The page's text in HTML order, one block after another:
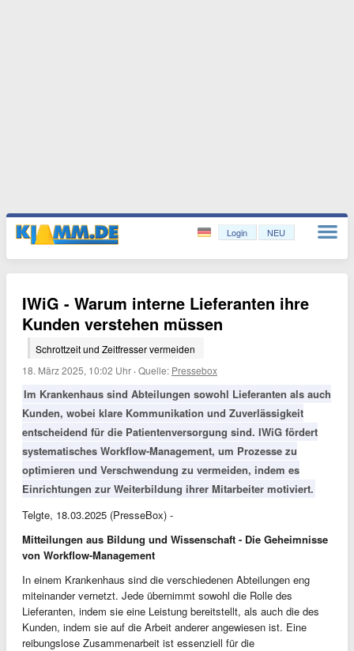
Login NEU
IWiG - Warum interne Lieferanten ihre
Kunden verstehen müssen
Schrottzeit und Zeitfresser vermeiden
18. März 2025, 10:02 Uhr ·Quelle: Pressebox
Im Krankenhaus sind Abteilungen sowohl Lieferanten als auch
Kunden, wobei klare Kommunikation und Zuverlässigkeit
entscheidend für die Patientenversorgung sind. IWiG fördert
systematisches Workflow-Management, um Prozesse zu
optimieren und Verschwendung zu vermeiden, indem es
Einrichtungen zur Weiterbildung ihrer Mitarbeiter motiviert.
Telgte, 18.03.2025 (PresseBox) -
Mitteilungen aus Bildung und Wissenschaft - Die Geheimnisse
von Workflow-Management
In einem Krankenhaus sind die verschiedenen Abteilungen eng
miteinander vernetzt. Jede übernimmt sowohl die Rolle des
Lieferanten, indem sie eine Leistung bereitstellt, als auch die des
Kunden, indem sie auf die Arbeit anderer angewiesen ist. Eine
reibungslose Zusammenarbeit ist essenziell für die